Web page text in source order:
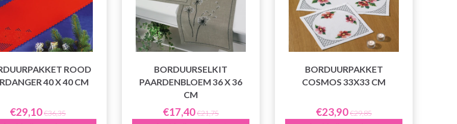
ROOD
40 X 40 CM
€29,10€36,35
BORDUURSELKIT
PAARDENBLOEM 36 X 36
CM
€17,40€21,75
BORDUURPAKKET
COSMOS 33X33 CM
€23,90€29,85